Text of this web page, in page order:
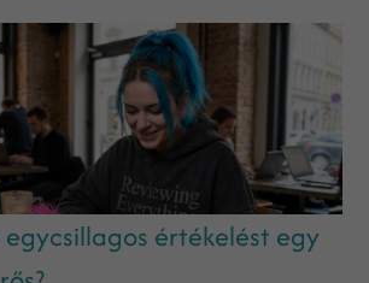
értékelést egy